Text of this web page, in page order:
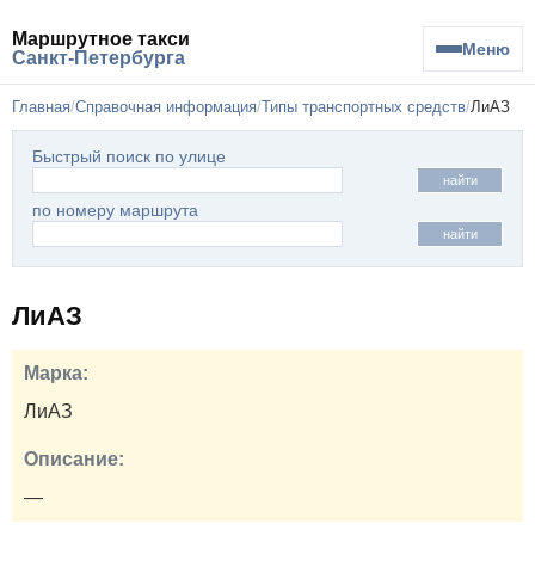
Маршрутное такси
Санкт-Петербурга
Меню
Главная Справочная информация Типы транспортных средств ЛиАЗ
Быстрый поиск по улице
найти
по номеру маршрута
найти
ЛиАЗ
Марка:
ЛиАЗ
Описание:
—